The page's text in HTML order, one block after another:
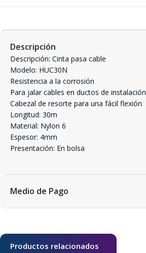
Descripción
Descripción: Cinta pasa cable
Modelo: HUC30N
Resistencia a la corrosión
Para jalar cables en ductos de instalación
Cabezal de resorte para una fácil flexión
Longitud: 30m
Material: Nylon 6
Espesor: 4mm
Presentación: En bolsa
Medio de Pago
Productos relacionados